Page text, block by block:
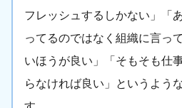
フレッシュするしかない」「
ってるのではなく組織に言っ
いほうが良い」「そもそも仕
らなければ良い」というよう